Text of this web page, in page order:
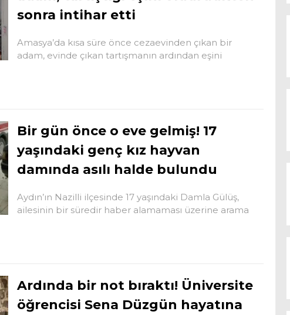
sonra intihar etti
Amasya’da kısa süre önce cezaevinden çıkan bir
adam, evinde çıkan tartışmanın ardından eşini
Bir gün önce o eve gelmiş! 17
yaşındaki genç kız hayvan
damında asılı halde bulundu
Aydın’ın Nazilli ilçesinde 17 yaşındaki Damla Gülüş,
ailesinin bir süredir haber alamaması üzerine arama
Ardında bir not bıraktı! Üniversite
öğrencisi Sena Düzgün hayatına